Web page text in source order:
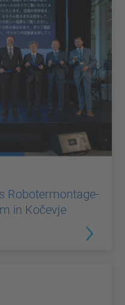
Robotermontage-
in Kočevje